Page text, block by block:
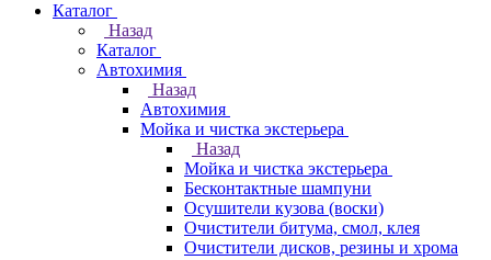
Каталог
Назад
Каталог
Автохимия
Назад
Автохимия
Мойка и чистка экстерьера
Назад
Мойка и чистка экстерьера
Бесконтактные шампуни
Осушители кузова (воски)
Очистители битума, смол, клея
Очистители дисков, резины и хрома